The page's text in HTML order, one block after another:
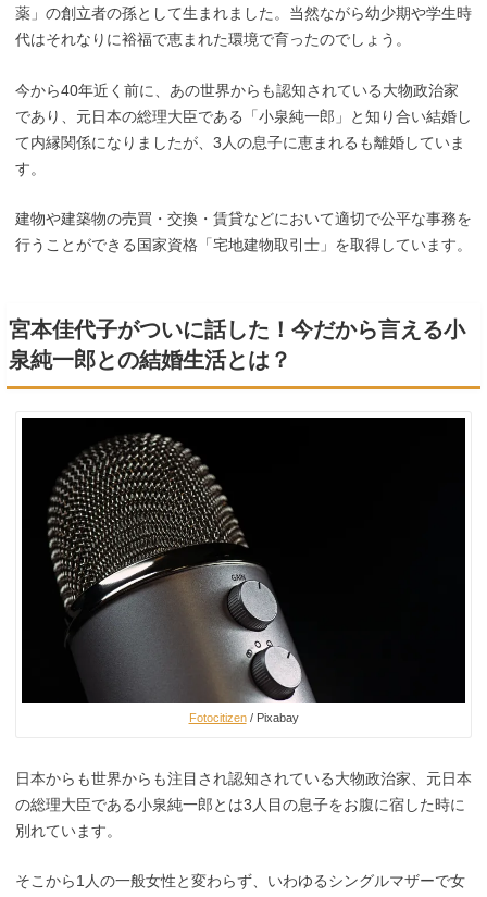
薬」の創立者の孫として生まれました。当然ながら幼少期や学生時
代はそれなりに裕福で恵まれた環境で育ったのでしょう。
今から40年近く前に、あの世界からも認知されている大物政治家
であり、元日本の総理大臣である「小泉純一郎」と知り合い結婚し
て内縁関係になりましたが、3人の息子に恵まれるも離婚していま
す。
建物や建築物の売買・交換・賃貸などにおいて適切で公平な事務を
行うことができる国家資格「宅地建物取引士」を取得しています。
宮本佳代子がついに話した！今だから言える小
泉純一郎との結婚生活とは？
Fotocitizen/ Pixabay
日本からも世界からも注目され認知されている大物政治家、元日本
の総理大臣である小泉純一郎とは3人目の息子をお腹に宿した時に
別れています。
そこから1人の一般女性と変わらず、いわゆるシングルマザーで女